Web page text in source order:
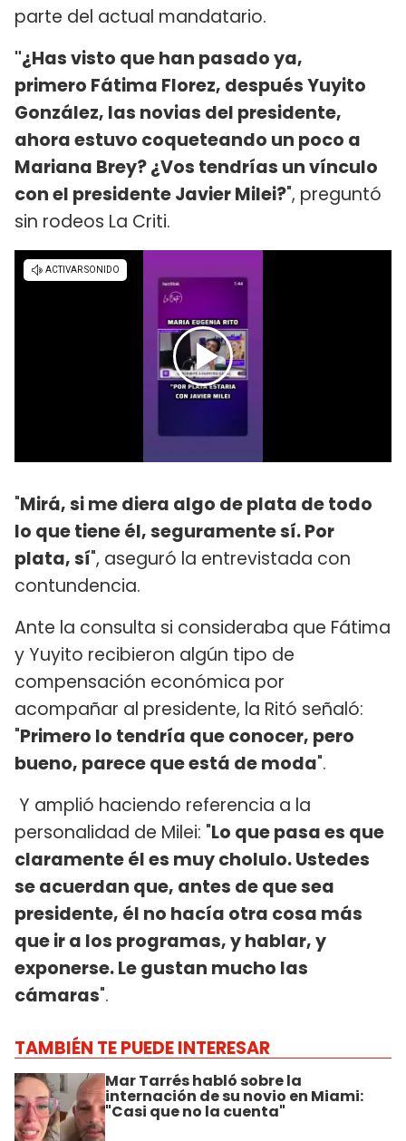
parte del actual mandatario.
"¿Has visto que han pasado ya,
primero Fátima Florez, después Yuyito
González, las novias del presidente,
ahora estuvo coqueteando un poco a
Mariana Brey? ¿Vos tendrías un vínculo
con el presidente Javier Milei?", preguntó
sin rodeos La Criti.
"Mirá, si me diera algo de plata de todo
lo que tiene él, seguramente sí. Por
plata, sí", aseguró la entrevistada con
contundencia.
Ante la consulta si consideraba que Fátima
y Yuyito recibieron algún tipo de
compensación económica por
acompañar al presidente, la Ritó señaló:
"Primero lo tendría que conocer, pero
bueno, parece que está de moda".
Y amplió haciendo referencia a la
personalidad de Milei: "Lo que pasa es que
claramente él es muy cholulo. Ustedes
se acuerdan que, antes de que sea
presidente, él no hacía otra cosa más
que ir a los programas, y hablar, y
exponerse. Le gustan mucho las
cámaras".
TAMBIÉN TE PUEDE INTERESAR
Mar Tarrés habló sobre la
internación de su novio en Miami:
"Casi que no la cuenta"